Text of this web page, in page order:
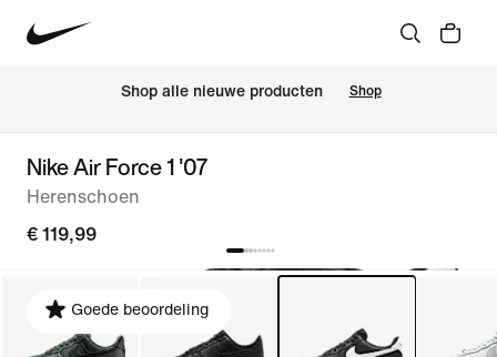
Shop alle nieuwe producten Shop
Nike Air Force 1 '07
Herenschoen
€ 119,99
Goede beoordeling